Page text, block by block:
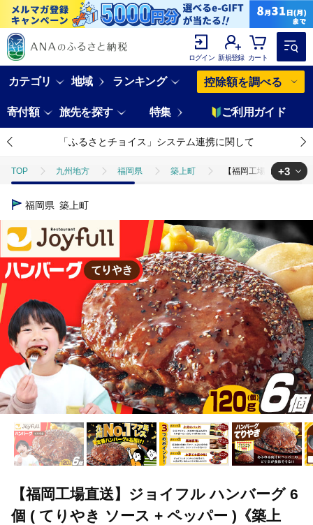
ログイン 新規登録 カート
カテゴリ 地域 ランキング 控除額を調べる
寄付額 旅先を探す 特集 ご利用ガイド
「ふるさとチョイス」システム連携に関して
TOP 九州地方 福岡県 築上町 【福岡工場直送】ジ
TOP
【福岡工場直送】ジョイフル ハンバーグ
TOP 肉 ハンバーグ 【福岡工場直送】ジョイ
+3
福岡県 築上町
【福岡工場直送】ジョイフル ハンバーグ 6
個 ( てりやき ソース + ペッパー )《築上